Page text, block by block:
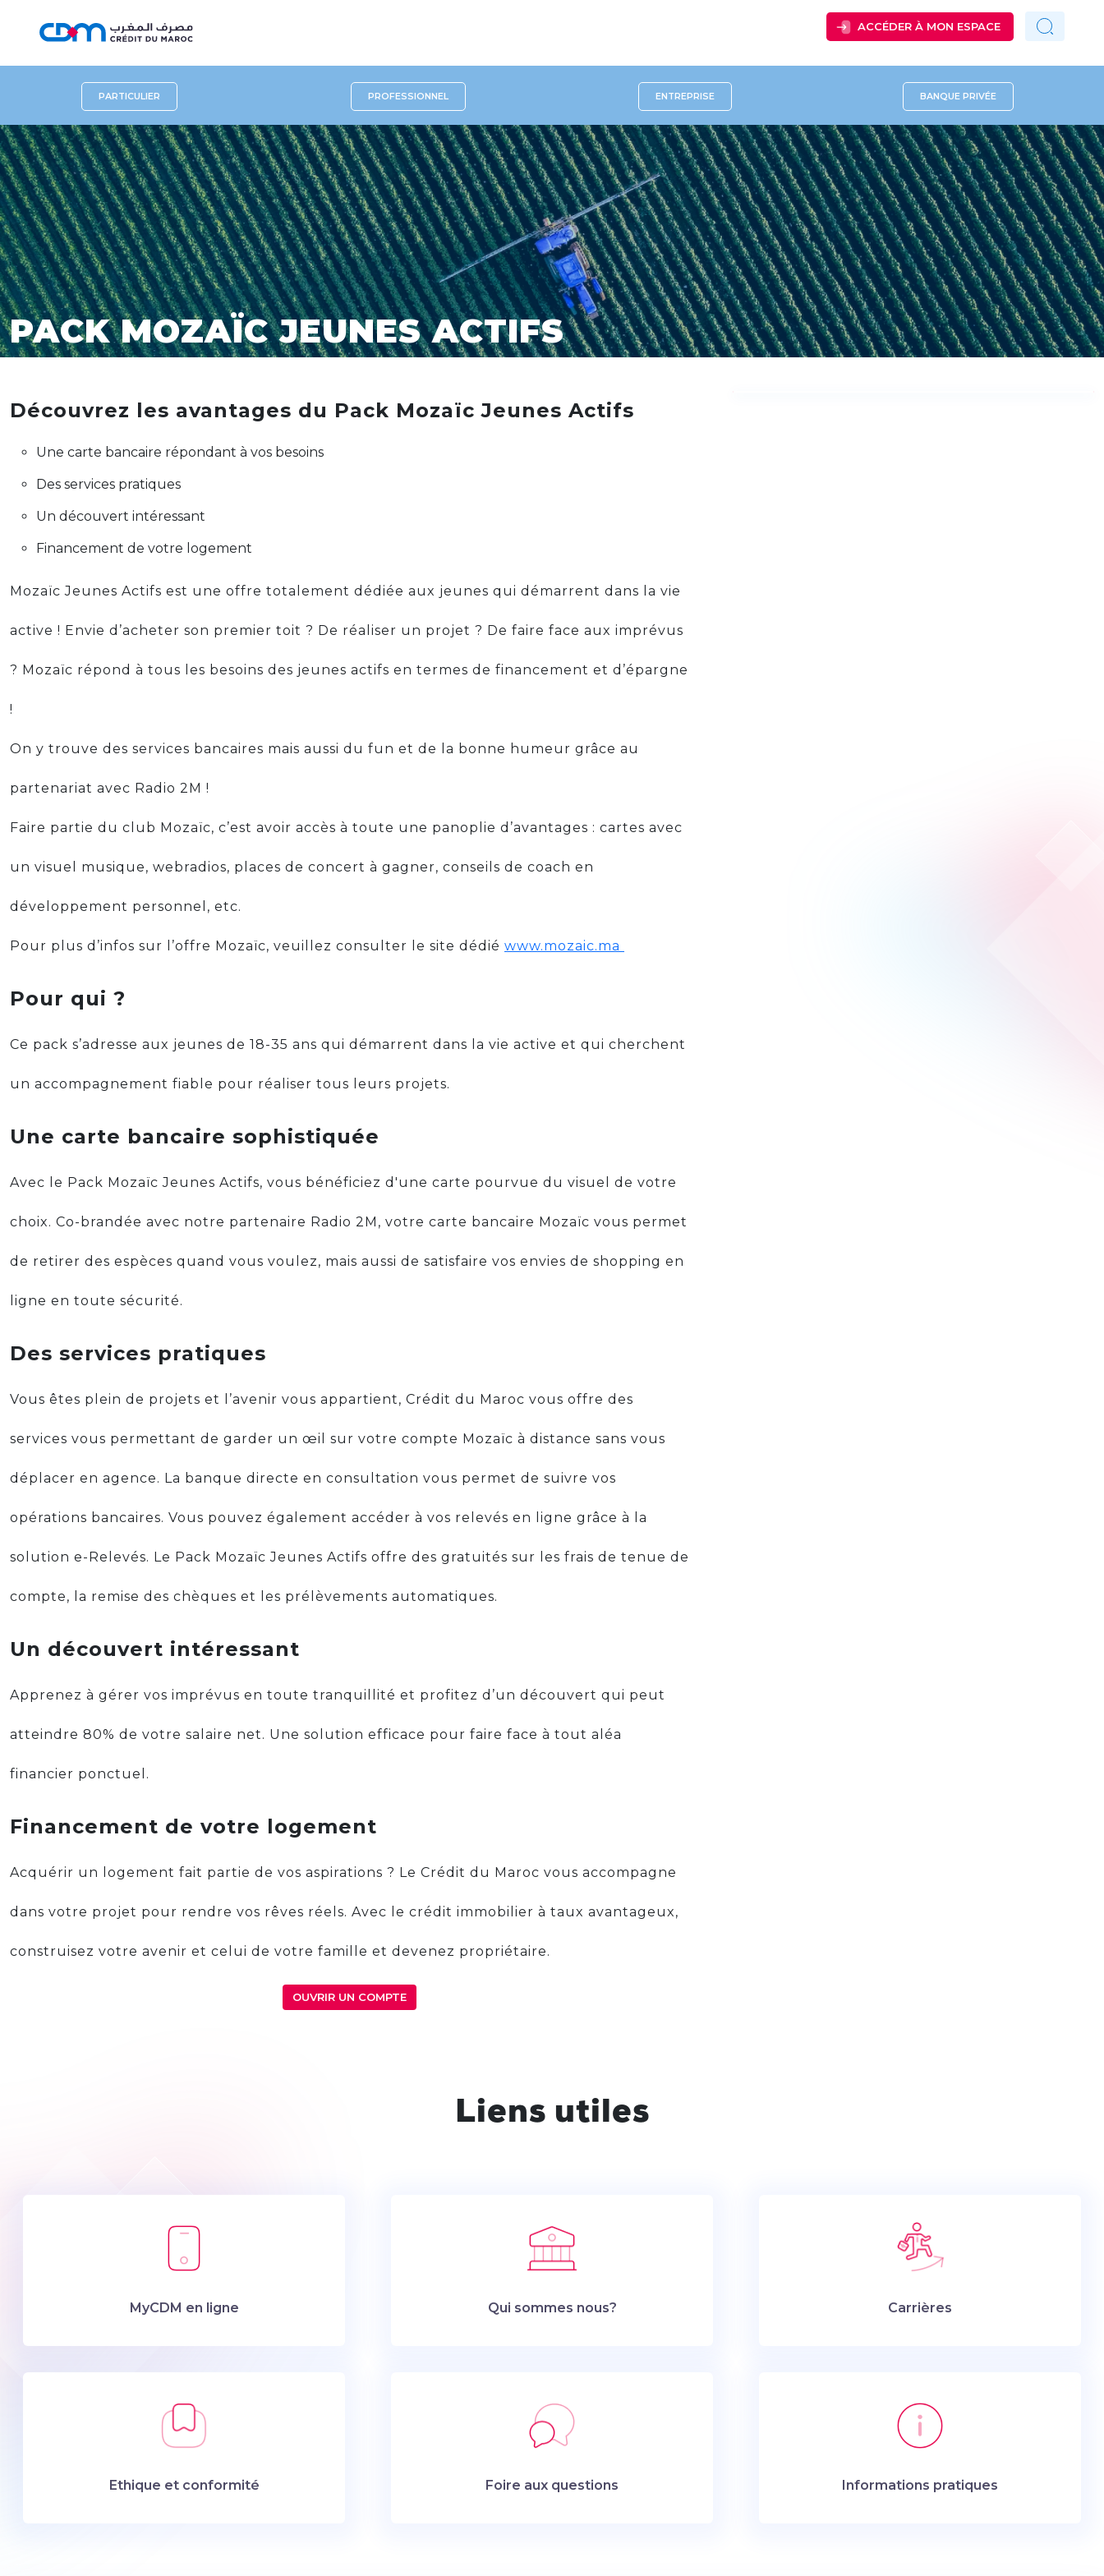
ACCÉDER À MON ESPACE
PARTICULIER PROFESSIONNEL ENTREPRISE BANQUE PRIVÉE
PACK MOZAÏC JEUNES ACTIFS
Découvrez les avantages du Pack Mozaïc Jeunes Actifs
Une carte bancaire répondant à vos besoins
Des services pratiques
Un découvert intéressant
Financement de votre logement
Mozaïc Jeunes Actifs est une offre totalement dédiée aux jeunes qui démarrent dans la vie
active ! Envie d’acheter son premier toit ? De réaliser un projet ? De faire face aux imprévus
? Mozaïc répond à tous les besoins des jeunes actifs en termes de financement et d’épargne
!
On y trouve des services bancaires mais aussi du fun et de la bonne humeur grâce au
partenariat avec Radio 2M !
Faire partie du club Mozaïc, c’est avoir accès à toute une panoplie d’avantages : cartes avec
un visuel musique, webradios, places de concert à gagner, conseils de coach en
développement personnel, etc.
Pour plus d’infos sur l’offre Mozaïc, veuillez consulter le site dédié www.mozaic.ma
Pour qui ?
Ce pack s’adresse aux jeunes de 18-35 ans qui démarrent dans la vie active et qui cherchent
un accompagnement fiable pour réaliser tous leurs projets.
Une carte bancaire sophistiquée
Avec le Pack Mozaïc Jeunes Actifs, vous bénéficiez d'une carte pourvue du visuel de votre
choix. Co-brandée avec notre partenaire Radio 2M, votre carte bancaire Mozaïc vous permet
de retirer des espèces quand vous voulez, mais aussi de satisfaire vos envies de shopping en
ligne en toute sécurité.
Des services pratiques
Vous êtes plein de projets et l’avenir vous appartient, Crédit du Maroc vous offre des
services vous permettant de garder un œil sur votre compte Mozaïc à distance sans vous
déplacer en agence. La banque directe en consultation vous permet de suivre vos
opérations bancaires. Vous pouvez également accéder à vos relevés en ligne grâce à la
solution e-Relevés. Le Pack Mozaïc Jeunes Actifs offre des gratuités sur les frais de tenue de
compte, la remise des chèques et les prélèvements automatiques.
Un découvert intéressant
Apprenez à gérer vos imprévus en toute tranquillité et profitez d’un découvert qui peut
atteindre 80% de votre salaire net. Une solution efficace pour faire face à tout aléa
financier ponctuel.
Financement de votre logement
Acquérir un logement fait partie de vos aspirations ? Le Crédit du Maroc vous accompagne
dans votre projet pour rendre vos rêves réels. Avec le crédit immobilier à taux avantageux,
construisez votre avenir et celui de votre famille et devenez propriétaire.
OUVRIR UN COMPTE
Liens utiles
MyCDM en ligne Qui sommes nous? Carrières
Ethique et conformité Foire aux questions Informations pratiques